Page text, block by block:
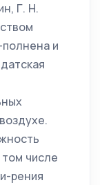
Г. Н.
и
числе
рения